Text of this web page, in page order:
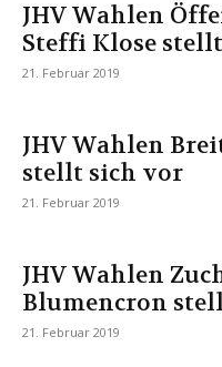
JHV Wahlen
Steffi Klose
21. Februar 2019
JHV Wahlen
stellt sich vor
21. Februar 2019
JHV Wahlen
Blumencron
21. Februar 2019